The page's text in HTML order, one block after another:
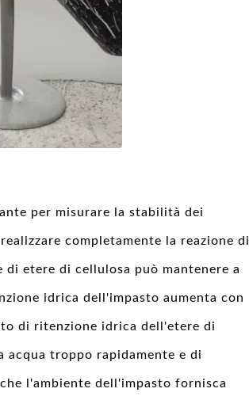
per misurare la stabilità dei
completamente la reazione di
etere di cellulosa può mantenere a
idrica dell'impasto aumenta con
di ritenzione idrica dell'etere di
troppo rapidamente e di
l'ambiente dell'impasto fornisca